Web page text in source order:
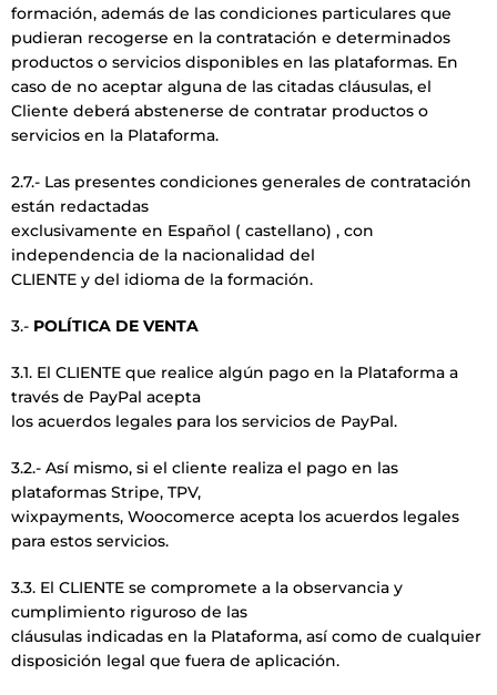
formación, además de las condiciones particulares que
pudieran recogerse en la contratación e determinados
productos o servicios disponibles en las plataformas. En
caso de no aceptar alguna de las citadas cláusulas, el
Cliente deberá abstenerse de contratar productos o
servicios en la Plataforma.
2.7.- Las presentes condiciones generales de contratación
están redactadas
exclusivamente en Español ( castellano) , con
independencia de la nacionalidad del
CLIENTE y del idioma de la formación.
3.- POLÍTICA DE VENTA
3.1. El CLIENTE que realice algún pago en la Plataforma a
través de PayPal acepta
los acuerdos legales para los servicios de PayPal.
3.2.- Así mismo, si el cliente realiza el pago en las
plataformas Stripe, TPV,
wixpayments, Woocomerce acepta los acuerdos legales
para estos servicios.
3.3. El CLIENTE se compromete a la observancia y
cumplimiento riguroso de las
cláusulas indicadas en la Plataforma, así como de cualquier
disposición legal que fuera de aplicación.